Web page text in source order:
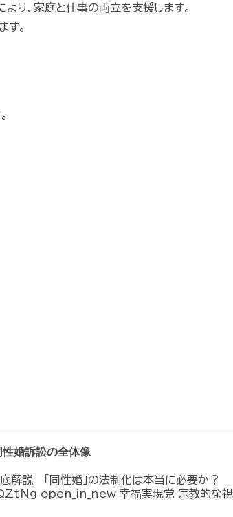
り、家庭と仕事の両立を支援します。
す。
婚訴訟の全体像
解説 「同性婚」の法制化は本当に必要か？
open_in_new 幸福実現党 宗教的な視